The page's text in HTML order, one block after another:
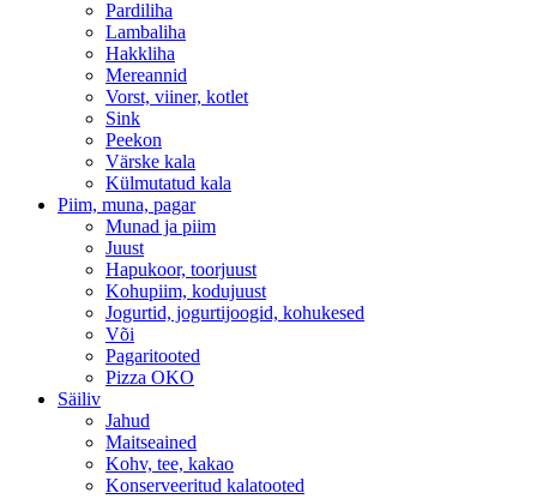
Pardiliha
Lambaliha
Hakkliha
Mereannid
Vorst, viiner, kotlet
Sink
Peekon
Värske kala
Külmutatud kala
Piim, muna, pagar
Munad ja piim
Juust
Hapukoor, toorjuust
Kohupiim, kodujuust
Jogurtid, jogurtijoogid, kohukesed
Või
Pagaritooted
Pizza OKO
Säiliv
Jahud
Maitseained
Kohv, tee, kakao
Konserveeritud kalatooted